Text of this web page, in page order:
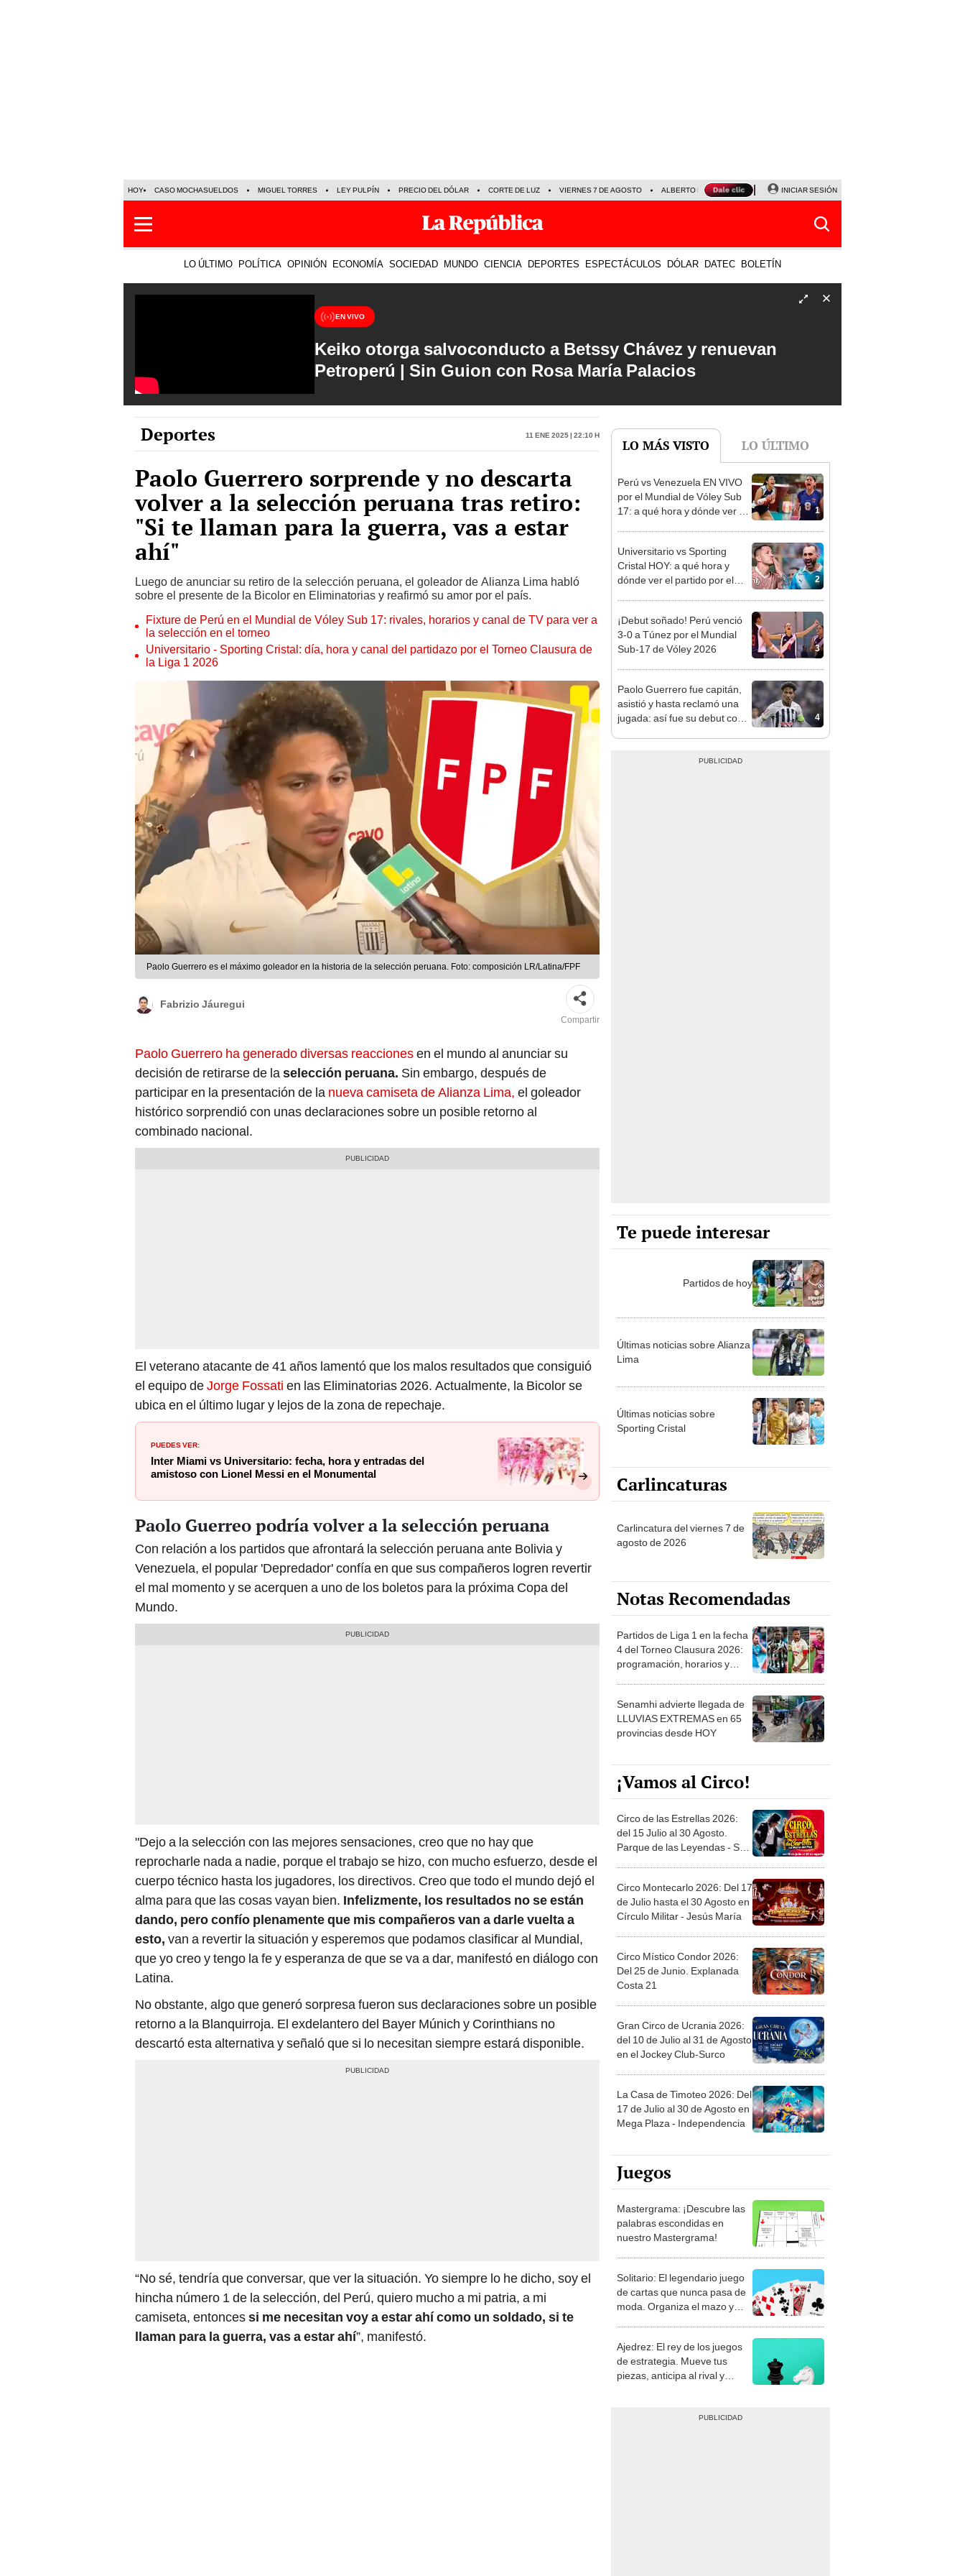
HOY CASO MOCHASUELDOS MIGUEL TORRES LEY PULPÍN PRECIO DEL DÓLAR CORTE DE LUZ VIERNES 7 DE AGOSTO ALBERTO BENAVIDES NALDY SALDAÑA
INICIAR SESIÓN
LO ÚLTIMO POLÍTICA OPINIÓN ECONOMÍA SOCIEDAD MUNDO CIENCIA DEPORTES ESPECTÁCULOS DÓLAR DATEC BOLETÍN
EN VIVO
Keiko otorga salvoconducto a Betssy Chávez y renuevan
Petroperú | Sin Guion con Rosa María Palacios
Deportes 11 Ene 2025 | 22:10 h
Paolo Guerrero sorprende y no descarta
volver a la selección peruana tras retiro:
"Si te llaman para la guerra, vas a estar
ahí"
Luego de anunciar su retiro de la selección peruana, el goleador de Alianza Lima habló
sobre el presente de la Bicolor en Eliminatorias y reafirmó su amor por el país.
Fixture de Perú en el Mundial de Vóley Sub 17: rivales, horarios y canal de TV para ver a
la selección en el torneo
Universitario - Sporting Cristal: día, hora y canal del partidazo por el Torneo Clausura de
la Liga 1 2026
Paolo Guerrero es el máximo goleador en la historia de la selección peruana. Foto: composición LR/Latina/FPF
Fabrizio Jáuregui
Compartir
Paolo Guerrero ha generado diversas reaccionesen el mundo al anunciar su
decisión de retirarse de la selección peruana. Sin embargo, después de
participar en la presentación de la nueva camiseta de Alianza Lima, el goleador
histórico sorprendió con unas declaraciones sobre un posible retorno al
combinado nacional.
El veterano atacante de 41 años lamentó que los malos resultados que consiguió
el equipo deJorge Fossati en las Eliminatorias 2026. Actualmente, la Bicolor se
ubica en el último lugar y lejos de la zona de repechaje.
PUEDES VER:
Inter Miami vs Universitario: fecha, hora y entradas del
amistoso con Lionel Messi en el Monumental
Paolo Guerreo podría volver a la selección peruana
Con relación a los partidos que afrontará la selección peruana ante Bolivia y
Venezuela, el popular 'Depredador' confía en que sus compañeros logren revertir
el mal momento y se acerquen a uno de los boletos para la próxima Copa del
Mundo.
"Dejo a la selección con las mejores sensaciones, creo que no hay que
reprocharle nada a nadie, porque el trabajo se hizo, con mucho esfuerzo, desde el
cuerpo técnico hasta los jugadores, los directivos. Creo que todo el mundo dejó el
alma para que las cosas vayan bien. Infelizmente, los resultados no se están
dando, pero confío plenamente que mis compañeros van a darle vuelta a
esto, van a revertir la situación y esperemos que podamos clasificar al Mundial,
que yo creo y tengo la fe y esperanza de que se va a dar, manifestó en diálogo con
Latina.
No obstante, algo que generó sorpresa fueron sus declaraciones sobre un posible
retorno a la Blanquirroja. El exdelantero del Bayer Múnich y Corinthians no
descartó esta alternativa y señaló que si lo necesitan siempre estará disponible.
“No sé, tendría que conversar, que ver la situación. Yo siempre lo he dicho, soy el
hincha número 1 de la selección, del Perú, quiero mucho a mi patria, a mi
camiseta, entoncessi me necesitan voy a estar ahí como un soldado, si te
llaman para la guerra, vas a estar ahí”, manifestó.
LO MÁS VISTO LO ÚLTIMO
1
Perú vs Venezuela EN VIVO
por el Mundial de Vóley Sub
17: a qué hora y dónde ver el
2
Universitario vs Sporting
Cristal HOY: a qué hora y
dónde ver el partido por el
3
¡Debut soñado! Perú venció
3-0 a Túnez por el Mundial
Sub-17 de Vóley 2026
4
Paolo Guerrero fue capitán,
asistió y hasta reclamó una
jugada: así fue su debut con
Te puede interesar
Partidos de hoy
Últimas noticias sobre Alianza
Lima
Últimas noticias sobre
Sporting Cristal
Carlincaturas
Carlincatura del viernes 7 de
agosto de 2026
Notas Recomendadas
Partidos de Liga 1 en la fecha
4 del Torneo Clausura 2026:
programación, horarios y
Senamhi advierte llegada de
LLUVIAS EXTREMAS en 65
provincias desde HOY
¡Vamos al Circo!
Circo de las Estrellas 2026:
del 15 Julio al 30 Agosto.
Parque de las Leyendas - San
Circo Montecarlo 2026: Del 17
de Julio hasta el 30 Agosto en
Círculo Militar - Jesús María
Circo Místico Condor 2026:
Del 25 de Junio. Explanada
Costa 21
Gran Circo de Ucrania 2026:
del 10 de Julio al 31 de Agosto
en el Jockey Club-Surco
La Casa de Timoteo 2026: Del
17 de Julio al 30 de Agosto en
Mega Plaza - Independencia
Juegos
Mastergrama: ¡Descubre las
palabras escondidas en
nuestro Mastergrama!
Solitario: El legendario juego
de cartas que nunca pasa de
moda. Organiza el mazo y
Ajedrez: El rey de los juegos
de estrategia. Mueve tus
piezas, anticipa al rival y